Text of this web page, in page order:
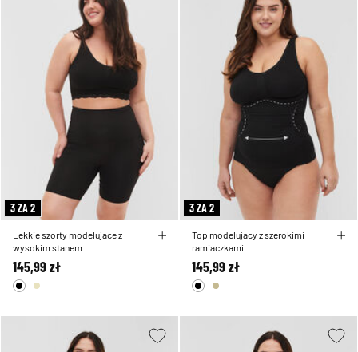
3 ZA 2
Lekkie szorty modelujace z
wysokim stanem
145,99 zł
3 ZA 2
Top modelujacy z szerokimi
ramiaczkami
145,99 zł